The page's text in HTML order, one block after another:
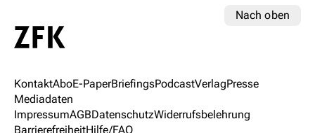
Nach oben
KontaktAboE-PaperBriefingsPodcastVerlagPresse
Mediadaten
ImpressumAGBDatenschutzWiderrufsbelehrung
BarrierefreiheitHilfe/FAQ